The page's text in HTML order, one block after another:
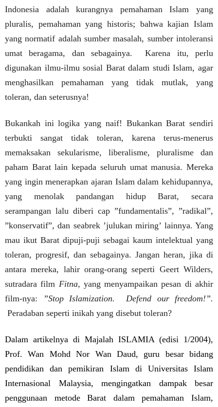
Indonesia adalah kurangnya pemahaman Islam yang
pluralis, pemahaman yang historis; bahwa kajian Islam
yang normatif adalah sumber masalah, sumber intoleransi
umat beragama, dan sebagainya.
Karena itu, perlu
digunakan ilmu-ilmu sosial Barat dalam studi Islam, agar
menghasilkan pemahaman yang tidak mutlak, yang
toleran, dan seterusnya!
Bukankah ini logika yang naif! Bukankan Barat sendiri
terbukti sangat tidak toleran, karena terus-menerus
memaksakan sekularisme, liberalisme, pluralisme dan
paham Barat lain kepada seluruh umat manusia. Mereka
yang ingin menerapkan ajaran Islam dalam kehidupannya,
yang menolak pandangan hidup Barat, secara
serampangan lalu diberi cap ”fundamentalis”, ”radikal”,
”konservatif”, dan seabrek ’julukan miring’ lainnya. Yang
mau ikut Barat dipuji-puji sebagai kaum intelektual yang
toleran, progresif, dan sebagainya. Jangan heran, jika di
antara mereka, lahir orang-orang seperti Geert Wilders,
sutradara film Fitna, yang menyampaikan pesan di akhir
film-nya:
”Stop Islamization.
Defend our freedom!”.
Peradaban seperti inikah yang disebut toleran?
Dalam artikelnya di Majalah ISLAMIA (edisi 1/2004),
Prof. Wan Mohd Nor Wan Daud, guru besar bidang
pendidikan dan pemikiran Islam di Universitas Islam
Internasional Malaysia, mengingatkan dampak besar
penggunaan metode Barat dalam pemahaman Islam,